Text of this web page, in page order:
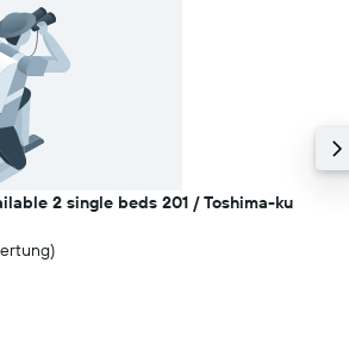
2 single beds 201 / Toshima-ku